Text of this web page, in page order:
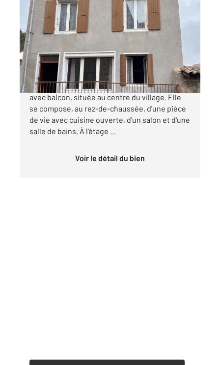
VANOSC 07
150,22 m 2, 4 pièces
Ref : 4837
Maison à vendre
79 000 €
VANOSC Plein cœur du village Maison de village
avec balcon, située au centre du village. Elle
se compose, au rez-de-chaussée, d'une pièce
de vie avec cuisine ouverte, d'un salon et d'une
salle de bains. À l'étage ...
Voir le détail du bien